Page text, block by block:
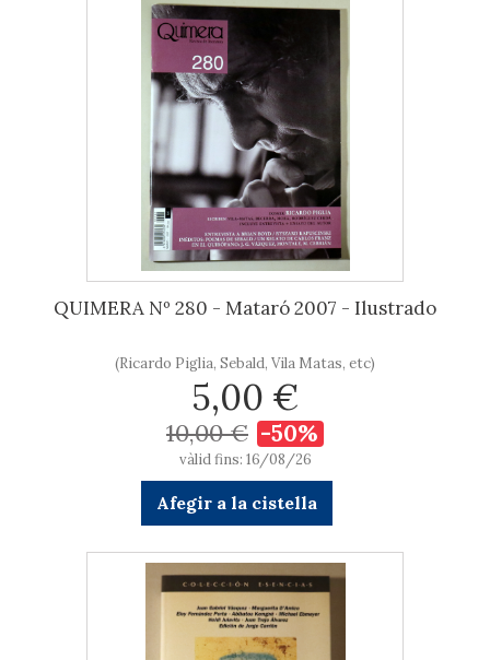
QUIMERA Nº 280 - Mataró 2007 - Ilustrado
(Ricardo Piglia, Sebald, Vila Matas, etc)
5,00 €
10,00 € -50%
vàlid fins: 16/08/26
Afegir a la cistella